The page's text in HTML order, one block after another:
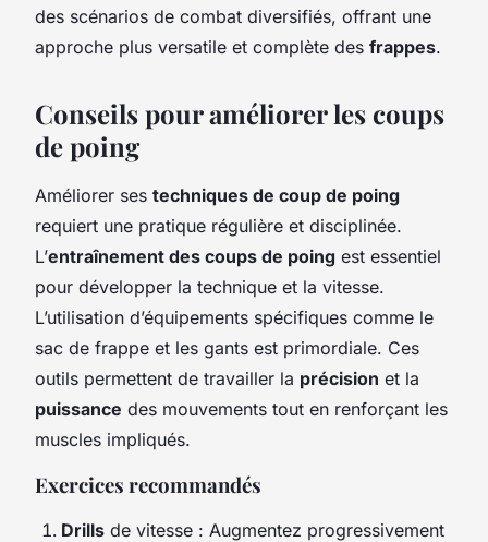
des scénarios de combat diversifiés, offrant une
approche plus versatile et complète des frappes.
Conseils pour améliorer les coups
de poing
Améliorer ses techniques de coup de poing
requiert une pratique régulière et disciplinée.
L’entraînement des coups de poing est essentiel
pour développer la technique et la vitesse.
L’utilisation d’équipements spécifiques comme le
sac de frappe et les gants est primordiale. Ces
outils permettent de travailler la précision et la
puissance des mouvements tout en renforçant les
muscles impliqués.
Exercices recommandés
Drills de vitesse : Augmentez progressivement